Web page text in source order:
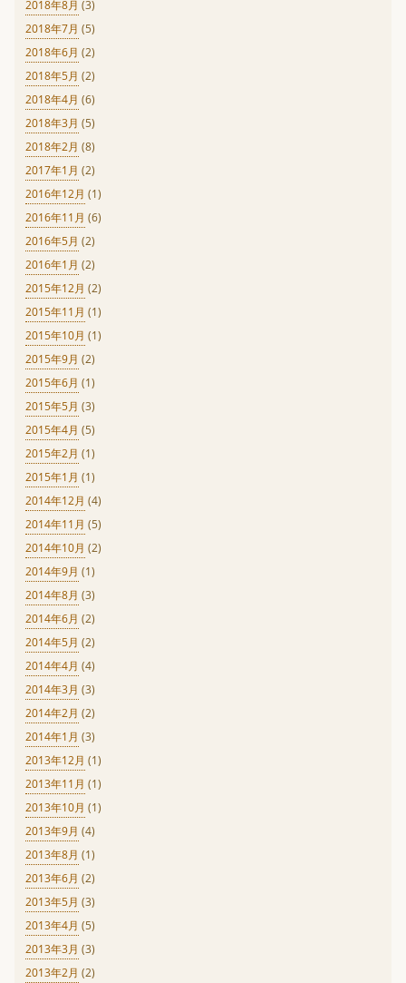
2018年8月 (3)
2018年7月 (5)
2018年6月 (2)
2018年5月 (2)
2018年4月 (6)
2018年3月 (5)
2018年2月 (8)
2017年1月 (2)
2016年12月 (1)
2016年11月 (6)
2016年5月 (2)
2016年1月 (2)
2015年12月 (2)
2015年11月 (1)
2015年10月 (1)
2015年9月 (2)
2015年6月 (1)
2015年5月 (3)
2015年4月 (5)
2015年2月 (1)
2015年1月 (1)
2014年12月 (4)
2014年11月 (5)
2014年10月 (2)
2014年9月 (1)
2014年8月 (3)
2014年6月 (2)
2014年5月 (2)
2014年4月 (4)
2014年3月 (3)
2014年2月 (2)
2014年1月 (3)
2013年12月 (1)
2013年11月 (1)
2013年10月 (1)
2013年9月 (4)
2013年8月 (1)
2013年6月 (2)
2013年5月 (3)
2013年4月 (5)
2013年3月 (3)
2013年2月 (2)